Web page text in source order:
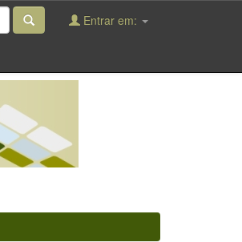
Entrar em: